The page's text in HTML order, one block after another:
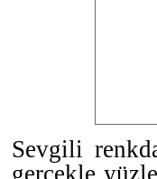
Sevgili
gerçekle